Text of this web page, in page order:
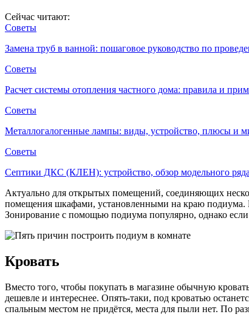
Сейчас читают:
Советы
Замена труб в ванной: пошаговое руководство по
Советы
Расчет системы отопления частного дома: правила и
Советы
Металлогалогенные лампы: виды, устройство, плюсы и
Советы
Септики ДКС (КЛЕН): устройство, обзор модельного
Актуально для открытых помещений, соединяющих
помещения шкафами, установленными на краю подиума.
Зонирование с помощью подиума популярно, однако
Кровать
Вместо того, чтобы покупать в магазине обычную
дешевле и интереснее. Опять-таки, под кроватью
спальным местом не придётся, места для пыли нет. По